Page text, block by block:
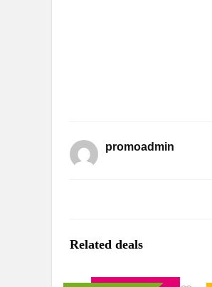
promoadmin
Related deals